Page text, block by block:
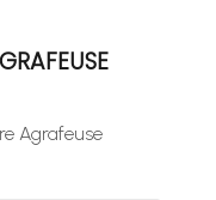
Agrafeuse